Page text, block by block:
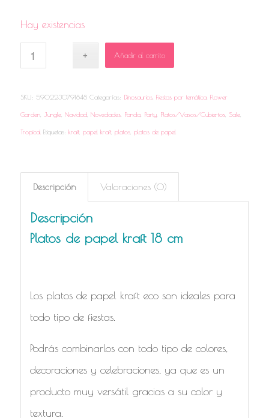
Hay existencias
Añadir al carrito
SKU: 5902230791848 Categorías: Dinosaurios, Fiestas por temática, Flower
Garden, Jungle, Navidad, Novedades, Panda, Party, Platos/Vasos/Cubiertos, Sale,
Tropical Etiquetas: kraft, papel kraft, platos, platos de papel
Descripción Valoraciones (0)
Descripción
Platos de papel kraft 18 cm
Los platos de papel kraft eco son ideales para
todo tipo de fiestas.
Podrás combinarlos con todo tipo de colores,
decoraciones y celebraciones, ya que es un
producto muy versátil gracias a su color y
textura.